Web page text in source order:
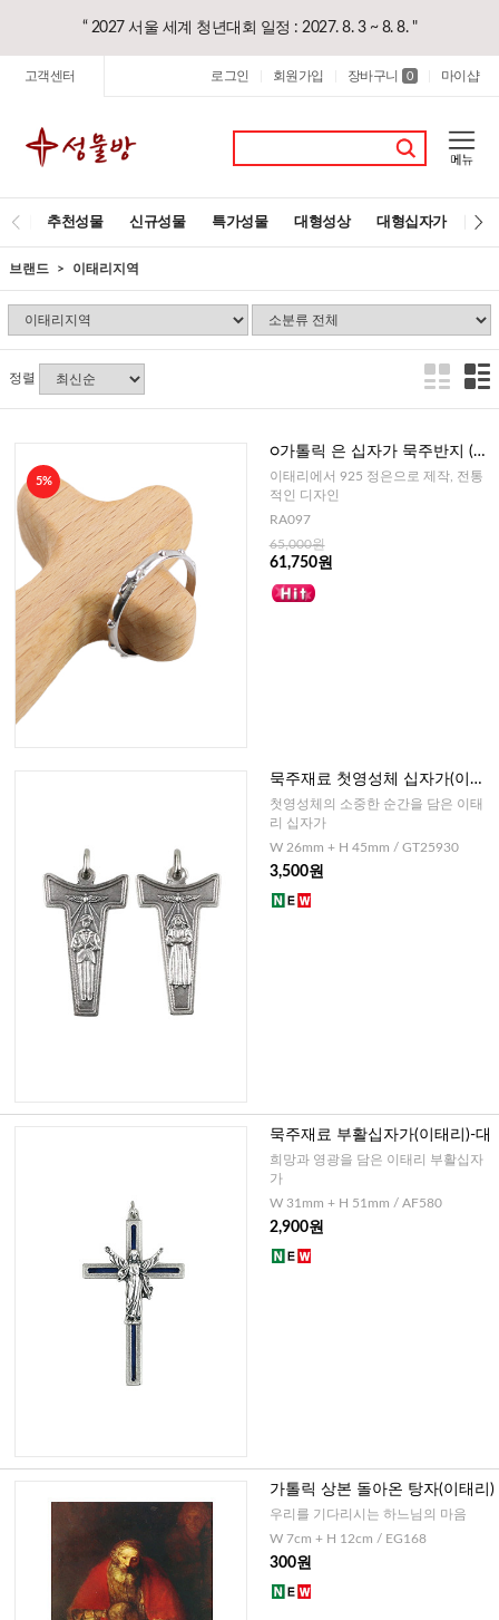
“ 2027 서울 세계 청년대회 일정 : 2027. 8. 3 ~ 8. 8. "
고객센터 로그인 회원가입 장바구니 0 마이샵
추천성물 신규성물 특가성물 대형성상 대형십자가 레
브랜드 이태리지역
정렬
5%
○가톨릭 은 십자가 묵주반지 (이
태리)
이태리에서 925 정은으로 제작, 전통
적인 디자인
RA097
65,000원
61,750원
묵주재료 첫영성체 십자가(이태
리)-남자,여자
첫영성체의 소중한 순간을 담은 이태
리 십자가
W 26mm + H 45mm / GT25930
3,500원
묵주재료 부활십자가(이태리)-대
희망과 영광을 담은 이태리 부활십자
가
W 31mm + H 51mm / AF580
2,900원
가톨릭 상본 돌아온 탕자(이태리)
우리를 기다리시는 하느님의 마음
W 7cm + H 12cm / EG168
300원